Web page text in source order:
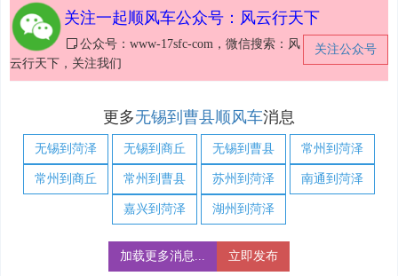
关注一起顺风车公众号：风云行天下
关注公众号
公众号：www-17sfc-com，微信搜索：风
云行天下，关注我们
更多无锡到曹县顺风车消息
无锡到菏泽 无锡到商丘 无锡到曹县 常州到菏泽
常州到商丘 常州到曹县 苏州到菏泽 南通到菏泽
嘉兴到菏泽 湖州到菏泽
加载更多消息... 立即发布